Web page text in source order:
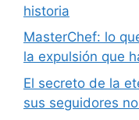
historia
MasterChef: lo
la expulsión que
El secreto de la
sus seguidores